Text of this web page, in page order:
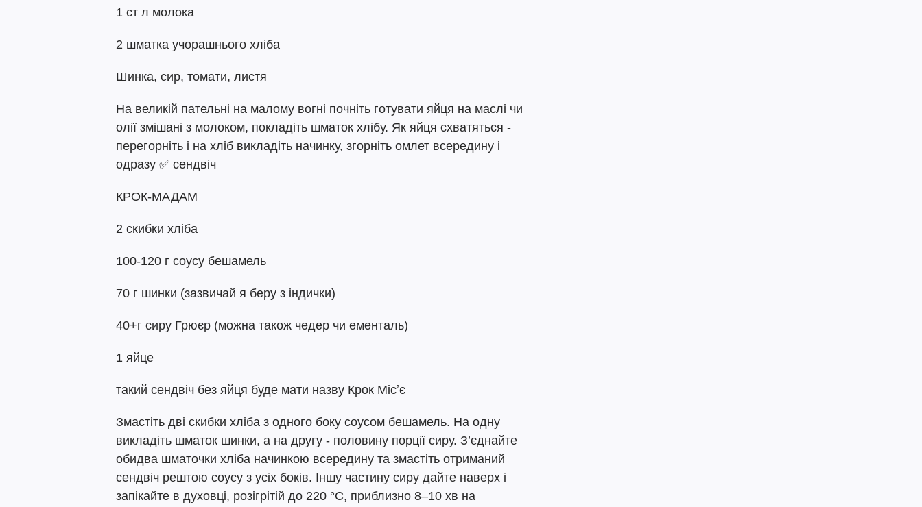
1 ст л молока
2 шматка учорашнього хліба
Шинка, сир, томати, листя
На великій пательні на малому вогні почніть готувати яйця на маслі чи
олії змішані з молоком, покладіть шматок хлібу. Як яйця схватяться -
перегорніть і на хліб викладіть начинку, згорніть омлет всередину і
одразу ✅ сендвіч
КРОК-МАДАМ
2 скибки хліба
100-120 г соусу бешамель
70 г шинки (зазвичай я беру з індички)
40+г сиру Грюєр (можна також чедер чи ементаль)
1 яйце
такий сендвіч без яйця буде мати назву Крок Місʼє
Змастіть дві скибки хліба з одного боку соусом бешамель. На одну
викладіть шматок шинки, а на другу - половину порції сиру. З’єднайте
обидва шматочки хліба начинкою всередину та змастіть отриманий
сендвіч рештою соусу з усіх боків. Іншу частину сиру дайте наверх і
запікайте в духовці, розігрітій до 220 °C, приблизно 8–10 хв на